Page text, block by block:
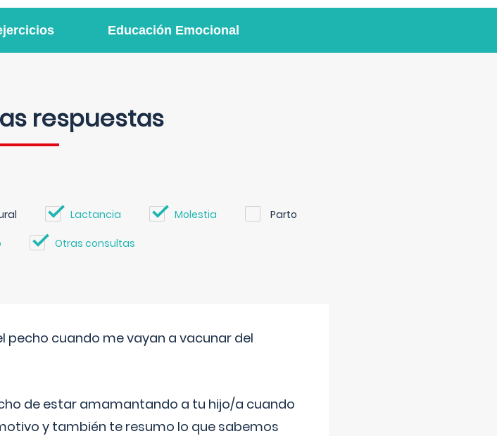
Educación Emocional
respuestas
Lactancia Molestia Parto
Otras consultas
cuando me vayan a vacunar del
de estar amamantando a tu hijo/a cuando
y también te resumo lo que sabemos